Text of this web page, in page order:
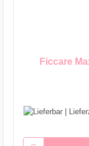
Ficcare